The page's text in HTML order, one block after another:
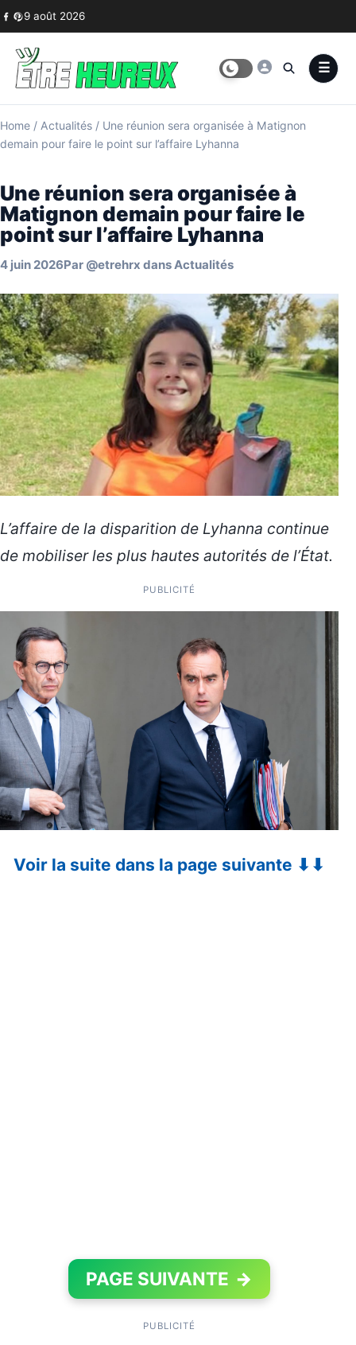
Skip to content
9 août 2026
Home / Actualités / Une réunion sera organisée à Matignon
demain pour faire le point sur l’affaire Lyhanna
Une réunion sera organisée à
Matignon demain pour faire le
point sur l’affaire Lyhanna
4 juin 2026Par @etrehrx dansActualités
L’affaire de la disparition de Lyhanna continue
de mobiliser les plus hautes autorités de l’État.
PUBLICITÉ
Voir la suite dans la page suivante ⬇⬇
PAGE SUIVANTE →
PUBLICITÉ